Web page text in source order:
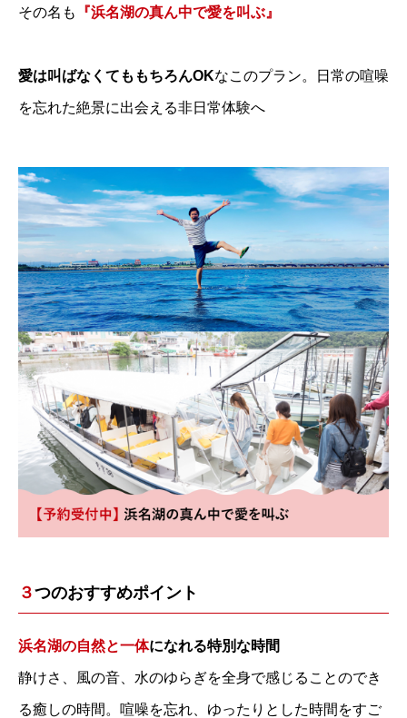
その名も 『浜名湖の真ん中で愛を叫ぶ』
愛は叫ばなくてももちろんOKなこのプラン。日常の喧噪
を忘れた絶景に出会える非日常体験へ
３つのおすすめポイント
浜名湖の自然と一体になれる特別な時間
静けさ、風の音、水のゆらぎを全身で感じることのでき
る癒しの時間。喧噪を忘れ、ゆったりとした時間をすご